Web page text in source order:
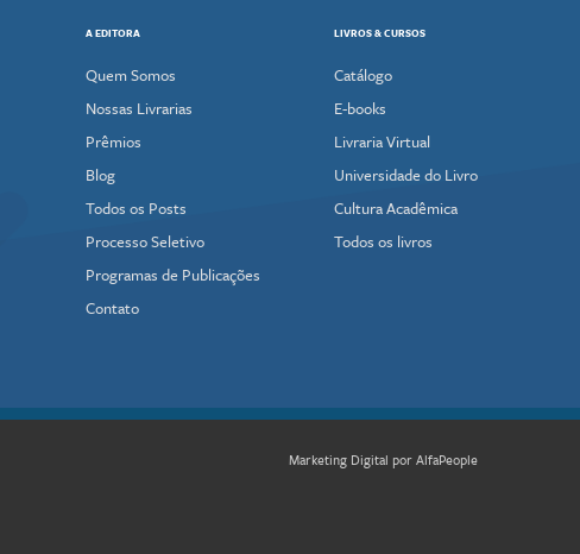
A EDITORA
Quem Somos
Nossas Livrarias
Prêmios
Blog
Todos os Posts
Processo Seletivo
Programas de Publicações
Contato
LIVROS & CURSOS
Catálogo
E-books
Livraria Virtual
Universidade do Livro
Cultura Acadêmica
Todos os livros
Marketing Digital por AlfaPeople